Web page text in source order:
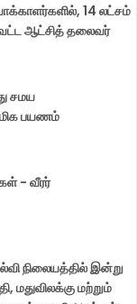
14 லட்சம்
ஆட்சித் தலைவர்
சமய
பயணம்
- வீரர்
நிலையத்தில் இன்று
மதுவிலக்கு மற்றும்